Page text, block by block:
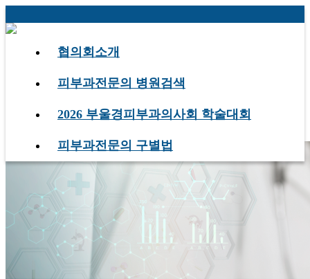
협의회소개
피부과전문의 병원검색
2026 부울경피부과의사회 학술대회
피부과전문의 구별법
피부과전문의 구별법
피부과전문의 구별법